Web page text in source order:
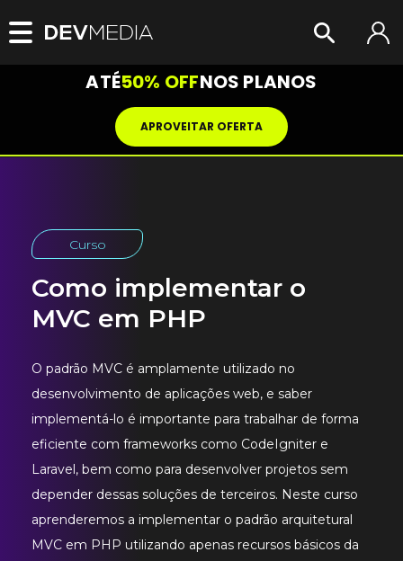
ATÉ50% OFFNOS PLANOS
APROVEITAR OFERTA
Curso
Como implementar o
MVC em PHP
O padrão MVC é amplamente utilizado no
desenvolvimento de aplicações web, e saber
implementá-lo é importante para trabalhar de forma
eficiente com frameworks como CodeIgniter e
Laravel, bem como para desenvolver projetos sem
depender dessas soluções de terceiros. Neste curso
aprenderemos a implementar o padrão arquitetural
MVC em PHP utilizando apenas recursos básicos da